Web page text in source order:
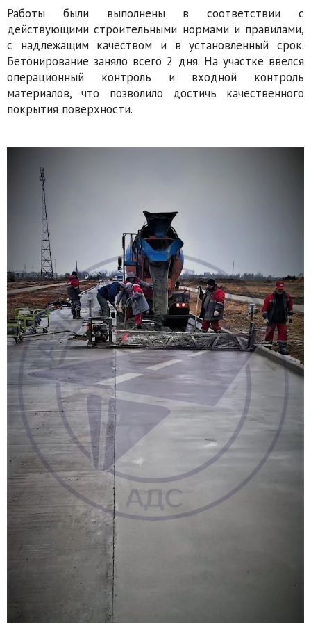
Работы были выполнены в соответствии с
действующими строительными нормами и правилами,
с надлежащим качеством и в установленный срок.
Бетонирование заняло всего 2 дня. На участке ввелся
операционный контроль и входной контроль
материалов, что позволило достичь качественного
покрытия поверхности.